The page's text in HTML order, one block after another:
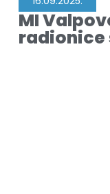
MI
radionice